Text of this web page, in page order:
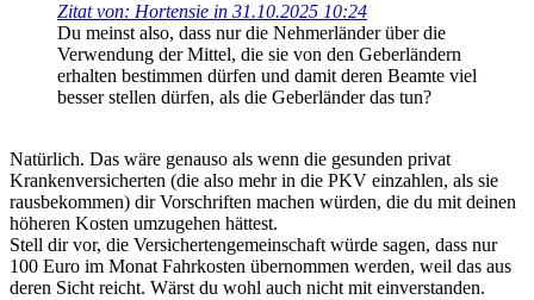
Zitat von: Hortensie in 31.10.2025 10:24
Du meinst also, dass nur die Nehmerländer über die
Verwendung der Mittel, die sie von den Geberländern
erhalten bestimmen dürfen und damit deren Beamte viel
besser stellen dürfen, als die Geberländer das tun?
Natürlich. Das wäre genauso als wenn die gesunden privat
Krankenversicherten (die also mehr in die PKV einzahlen, als sie
rausbekommen) dir Vorschriften machen würden, die du mit deinen
höheren Kosten umzugehen hättest.
Stell dir vor, die Versichertengemeinschaft würde sagen, dass nur
100 Euro im Monat Fahrkosten übernommen werden, weil das aus
deren Sicht reicht. Wärst du wohl auch nicht mit einverstanden.